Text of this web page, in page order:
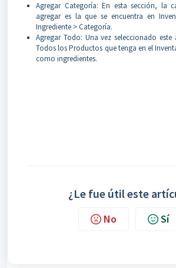
Agregar Categoría: En esta sección, la
agregar es la que se encuentra en
Ingrediente > Categoría.
Agregar Todo: Una vez seleccionado
Todos los Productos que tenga en el
como ingredientes.
¿Le fue útil este
No Sí